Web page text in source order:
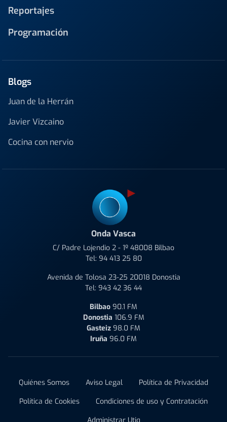
Reportajes
Programación
Blogs
Juan de la Herrán
Javier Vizcaino
Cocina con nervio
Onda Vasca
C/ Padre Lojendio 2 - 1º 48008 Bilbao
Tel: 94 413 25 80
Avenida de Tolosa 23-25 20018 Donostia
Tel: 943 42 36 44
Bilbao 90.1 FM
Donostia 106.9 FM
Gasteiz 98.0 FM
Iruña 96.0 FM
Quiénes Somos Aviso Legal
Política de Privacidad
Política de Cookies
Condiciones de uso y Contratación
Administrar Utiq